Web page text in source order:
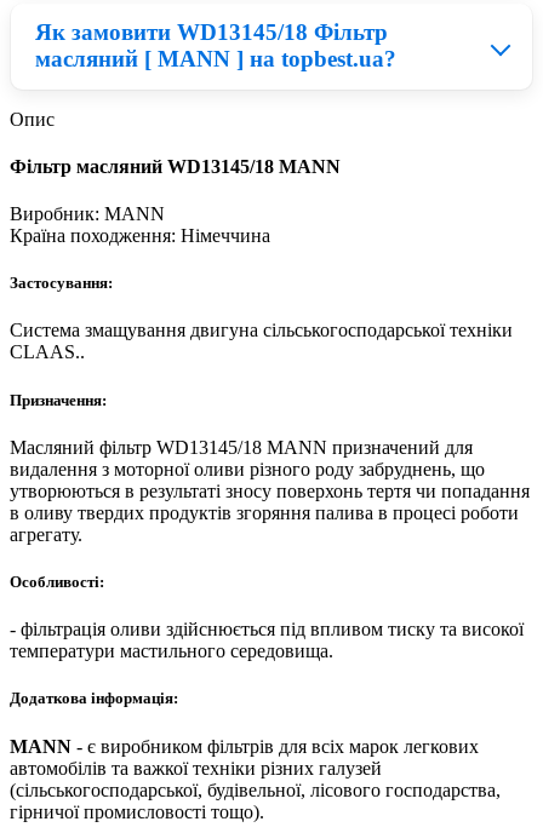
зможете бути впевнені, що прослужать вони не один
сезон.
Для того, щоб обрати якісний аналог Фільтр MANN
потрібно розуміти, що дешеві деталі для техніки
володіють меншим робочим запасом, найчастіше це
правильному співвідношенні ціни та якості можна
нижчій від оригіналу.
Як замовити WD13145/18 Фільтр
масляний [ MANN ] на topbest.ua?
запчастини на Комбайн. По завершенню замовлення
придбати WD13145/18 Фільтр масляний [ MANN ] по
вигідній ціні з доставкою в Київ, Харків, Львів.
Опис
Фільтр масляний WD13145/18 MANN
Виробник: MANN
Країна походження: Нiмеччина
Застосування:
Система змащування двигуна сільськогосподарської техніки
CLAAS..
Призначення:
Масляний фільтр WD13145/18 MANN призначений для
видалення з моторної оливи різного роду забруднень, що
утворюються в результаті зносу поверхонь тертя чи попадання
в оливу твердих продуктів згоряння палива в процесі роботи
агрегату.
Особливості:
- фільтрація оливи здійснюється під впливом тиску та високої
температури мастильного середовища.
Додаткова інформація:
MANN - є виробником фільтрів для всіх марок легкових
автомобілів та важкої техніки різних галузей
(сільськогосподарської, будівельної, лісового господарства,
гірничої промисловості тощо).